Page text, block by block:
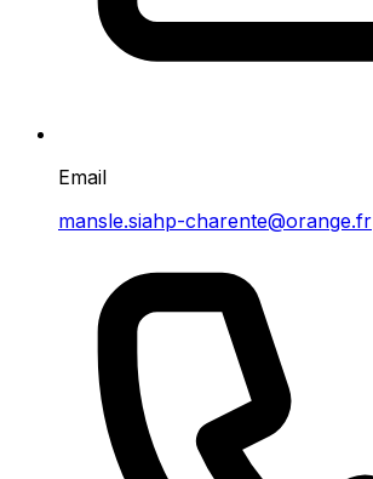
Email
mansle.siahp-charente@orange.fr